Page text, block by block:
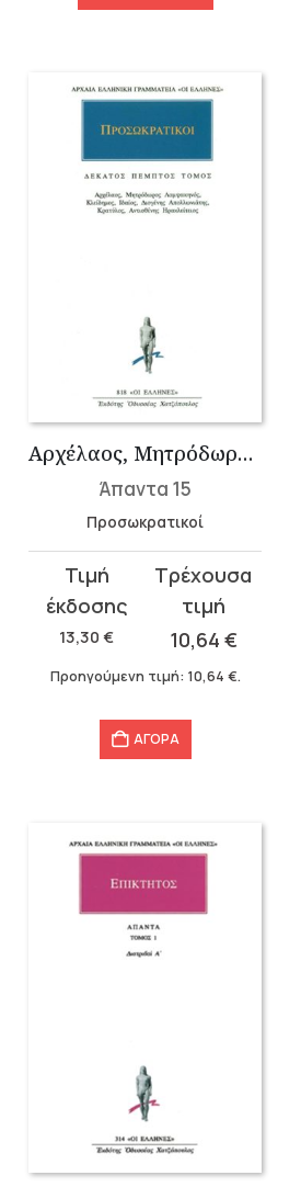
Αρχέλαος, Μητρόδωρος ο Λαμψακηνός, Κλείδημος, Ιδαίος, Διογένης ο Α...
Άπαντα 15
Προσωκρατικοί
13,30€
Original
price
was:
13,30 €.
10,64 €
τρέχουσα
τιμή
είναι:
Προηγούμενη τιμή: 10,64 €.
ΑΓΟΡΑ